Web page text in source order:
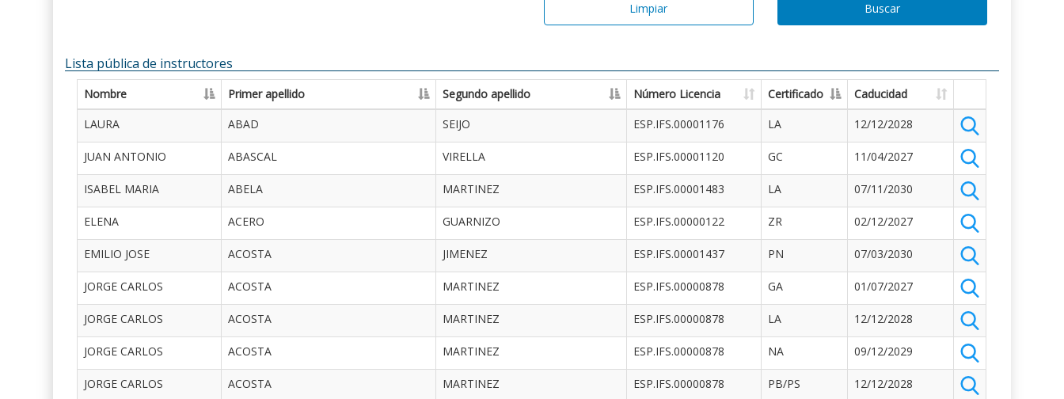
Limpiar Buscar
Lista pública de instructores
Nombre Primer apellido Segundo apellido Número Licencia Certificado
Caducidad
LAURA
ABAD SEIJO ESP.IFS.00001176 LA 12/12/2028
JUAN ANTONIO ABASCAL VIRELLA ESP.IFS.00001120 GC 11/04/2027
ISABEL MARIA ABELA MARTINEZ ESP.IFS.00001483 LA 07/11/2030
ELENA ACERO GUARNIZO ESP.IFS.00000122 ZR 02/12/2027
EMILIO JOSE ACOSTA JIMENEZ ESP.IFS.00001437 PN 07/03/2030
JORGE CARLOS ACOSTA MARTINEZ ESP.IFS.00000878 GA 01/07/2027
JORGE CARLOS ACOSTA MARTINEZ ESP.IFS.00000878 LA 12/12/2028
JORGE CARLOS ACOSTA MARTINEZ ESP.IFS.00000878 NA 09/12/2029
JORGE CARLOS ACOSTA MARTINEZ ESP.IFS.00000878 PB/PS 12/12/2028